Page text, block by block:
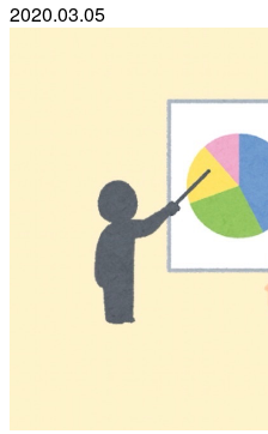
2020.03.05